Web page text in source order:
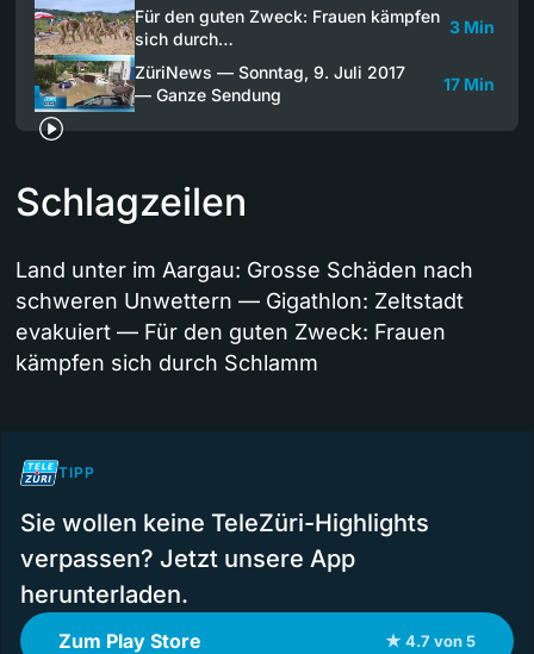
Für den guten Zweck: Frauen kämpfen
sich durch…
3 Min
ZüriNews — Sonntag, 9. Juli 2017
— Ganze Sendung
17 Min
Schlagzeilen
Land unter im Aargau: Grosse Schäden nach
schweren Unwettern — Gigathlon: Zeltstadt
evakuiert — Für den guten Zweck: Frauen
kämpfen sich durch Schlamm
TIPP
Sie wollen keine TeleZüri-Highlights
verpassen? Jetzt unsere App
herunterladen.
Zum Play Store ★ 4.7 von 5